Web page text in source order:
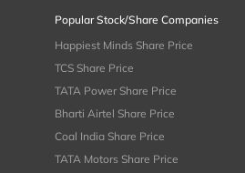
Popular Stock/Share Companies
Happiest Minds Share Price
TCS Share Price
TATA Power Share Price
Bharti Airtel Share Price
Coal India Share Price
TATA Motors Share Price